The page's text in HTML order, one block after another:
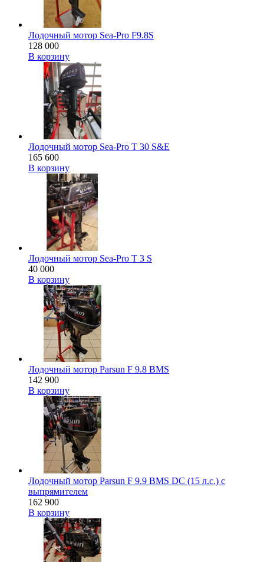
Лодочный мотор Sea-Pro F9.8S
128 000
В корзину
Лодочный мотор Sea-Pro T 30 S&E
165 600
В корзину
Лодочный мотор Sea-Pro Т 3 S
40 000
В корзину
Лодочный мотор Parsun F 9.8 BMS
142 900
В корзину
Лодочный мотор Parsun F 9.9 BMS DC (15 л.с.) с
выпрямителем
162 900
В корзину